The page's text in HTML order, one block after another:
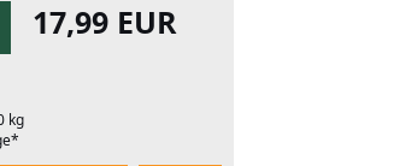
17,99 EUR
kg